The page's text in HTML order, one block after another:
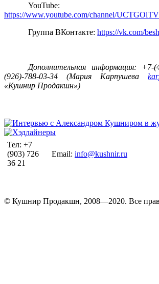
YouTube:
https://www.youtube.com/channel/
Группа ВКонтакте:https://vk.com/
Дополнительная информация: +7-
(926)-788-03-34 (Мария Карпушева
«Кушнир Продакшн»)
Тел: +7
(903) 726
36 21
Email: info@kushnir.ru
© Кушнир Продакшн, 2008—2020. Все